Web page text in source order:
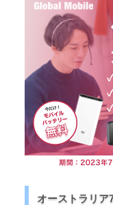
オーストラリア